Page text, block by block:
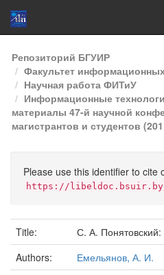
Skip
navigation
Репозиторий БГУИР
Факультет
Научная работа ФИТиУ
Информационные
материалы 47-й научной
магистрантов и студентов
Please use this identifier to cite
https://libeldoc.bsuir.by/
Title:
С. А. Понятовский:
Authors:
Емельянов, А. И.